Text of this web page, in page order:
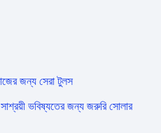
জন্য সেরা টুলস
ভবিষ্যতের জন্য জরুরি সোলার